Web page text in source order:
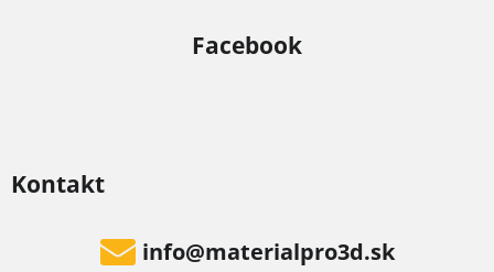
Kontakt
info@materialpro3d.sk
Facebook